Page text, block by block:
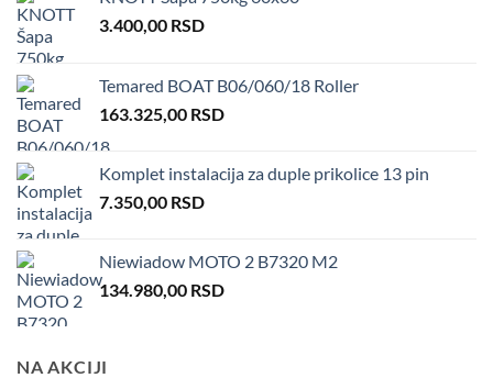
3.400,00 RSD
Temared BOAT B06/060/18 Roller
163.325,00 RSD
Komplet instalacija za duple prikolice 13 pin
7.350,00 RSD
Niewiadow MOTO 2 B7320 M2
134.980,00 RSD
NA AKCIJI